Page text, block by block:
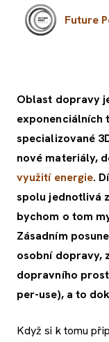
Future
Oblast dopravy
exponenciálních
specializované
nové materiály,
využití energie.
spolu jednotlivá
bychom o tom
Zásadním
osobní dopravy,
dopravního
per-use), a to
Když si k tomu